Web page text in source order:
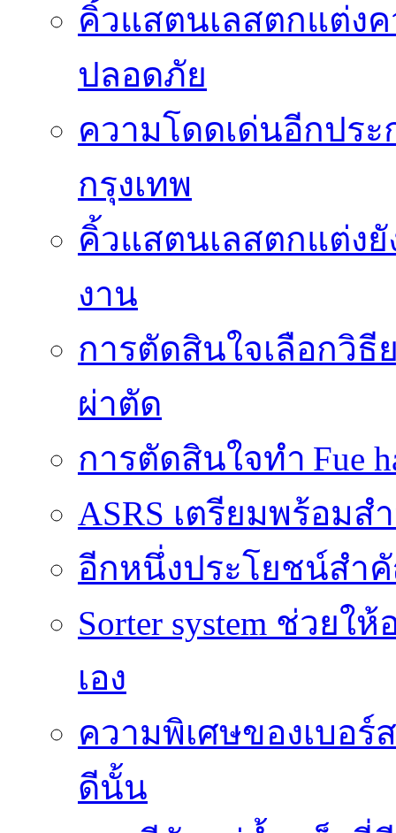
คิ้วแสตนเลสตกแต่ง
ปลอดภัย
ความโดดเด่นอีกปร
กรุงเทพ
คิ้วแสตนเลสตกแต่ง
งาน
การตัดสินใจเลือกวิ
ผ่าตัด
การตัดสินใจทำ Fue
ASRS เตรียมพร้อม
อีกหนึ่งประโยชน์สำคั
Sorter system ช่วย
เอง
ความพิเศษของเบอ
ดีนั้น